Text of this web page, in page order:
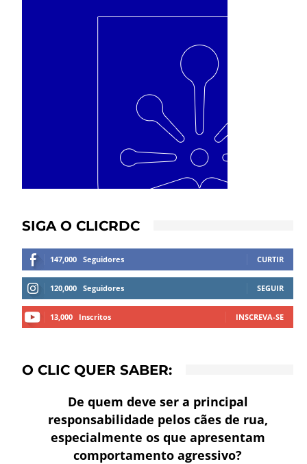
SIGA O CLICRDC
147,000 Seguidores CURTIR
120,000 Seguidores SEGUIR
13,000 Inscritos INSCREVA-SE
O CLIC QUER SABER:
De quem deve ser a principal
responsabilidade pelos cães de rua,
especialmente os que apresentam
comportamento agressivo?